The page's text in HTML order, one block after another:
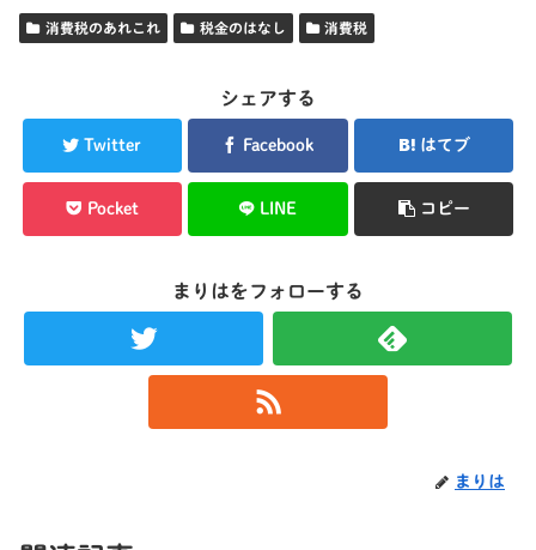
消費税のあれこれ 税金のはなし 消費税
シェアする
Twitter Facebook はてブ
Pocket LINE コピー
まりはをフォローする
まりは